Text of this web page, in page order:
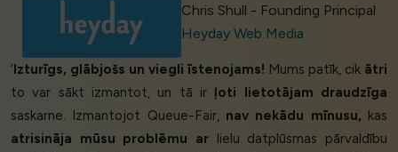
Chris Shull - Founding Principal
Heyday Web Media
‘Izturīgs, glābjošs un viegli īstenojams! Mums patīk, cik ātri
to var sākt izmantot, un tā ir ļoti lietotājam draudzīga
saskarne. Izmantojot Queue-Fair, nav nekādu mīnusu, kas
atrisināja mūsu problēmu ar lielu datplūsmas pārvaldību